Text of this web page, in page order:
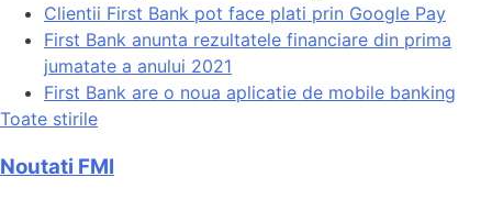
Clientii First Bank pot face plati prin Google Pay
First Bank anunta rezultatele financiare din prima
jumatate a anului 2021
First Bank are o noua aplicatie de mobile banking
Toate stirile
Noutati FMI